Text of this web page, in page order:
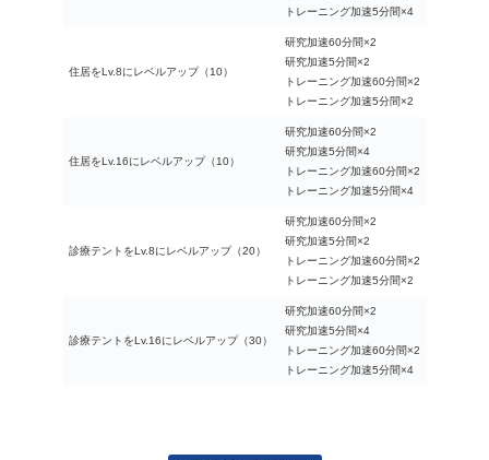
トレーニング加速5分間×4
住居をLv.8にレベルアップ（10）
研究加速60分間×2
研究加速5分間×2
トレーニング加速60分間×2
トレーニング加速5分間×2
住居をLv.16にレベルアップ（10）
研究加速60分間×2
研究加速5分間×4
トレーニング加速60分間×2
トレーニング加速5分間×4
診療テントをLv.8にレベルアップ（20）
研究加速60分間×2
研究加速5分間×2
トレーニング加速60分間×2
トレーニング加速5分間×2
診療テントをLv.16にレベルアップ（30）
研究加速60分間×2
研究加速5分間×4
トレーニング加速60分間×2
トレーニング加速5分間×4